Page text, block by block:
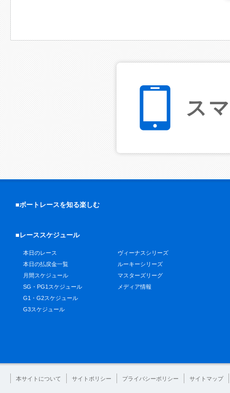
ス
■ボートレースを知る楽しむ
■レーススケジュール
本日のレース
本日の払戻金一覧
月間スケジュール
SG・PG1スケジュール
G1・G2スケジュール
G3スケジュール
ヴィーナスシリーズ
ルーキーシリーズ
マスターズリーグ
メディア情報
本サイトについて サイトポリシー プライバシーポリシー サイトマップ